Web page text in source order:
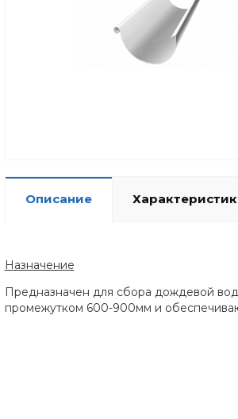
Описание
Назначение
Предназначен для сбора дождевой
промежутком 600-900мм и